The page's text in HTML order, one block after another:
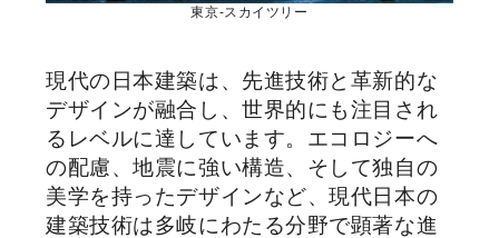
東京-スカイツリー
現代の日本建築は、先進技術と革新的な
デザインが融合し、世界的にも注目され
るレベルに達しています。エコロジーへ
の配慮、地震に強い構造、そして独自の
美学を持ったデザインなど、現代日本の
建築技術は多岐にわたる分野で顕著な進